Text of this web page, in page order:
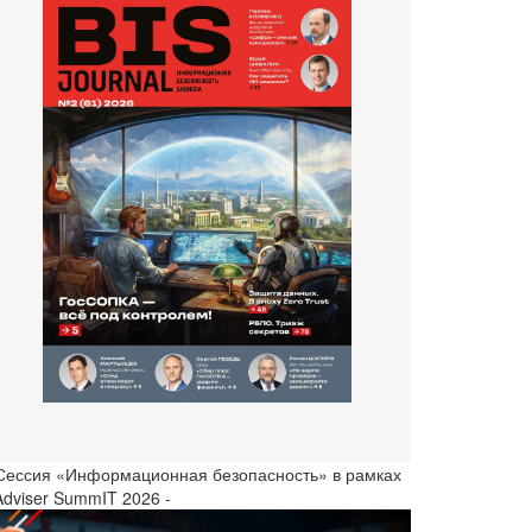
«Информационная безопасность» в рамках
SummIT 2026 -